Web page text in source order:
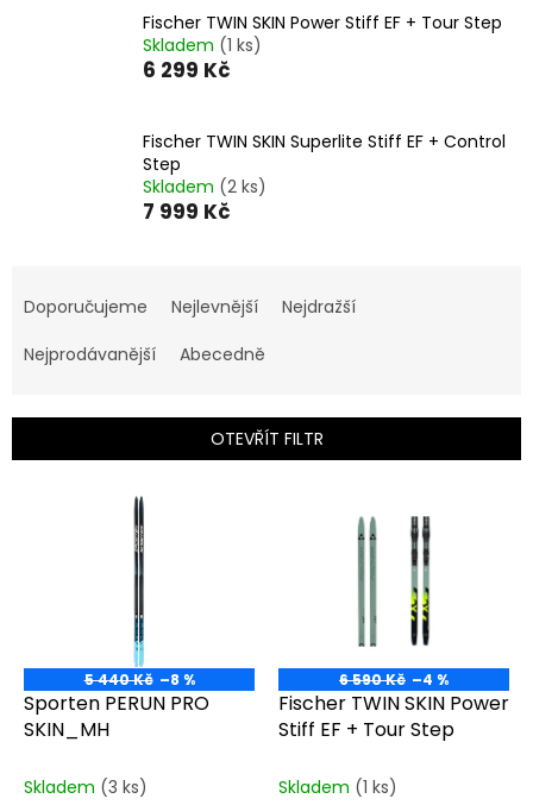
Fischer TWIN SKIN Power Stiff EF + Tour Step
Skladem (1 ks)
6 299 Kč
Fischer TWIN SKIN Superlite Stiff EF + Control
Step
Skladem (2 ks)
7 999 Kč
a
e
í
r
Doporučujeme Nejlevnější
Nejdražší
Nejprodávanější
Abecedně
OTEVŘÍT FILTR
o
d
u
5 440 Kč –8 %
Sporten PERUN PRO
SKIN_MH
Skladem (3 ks)
6 590 Kč –4 %
Fischer TWIN SKIN Power
Stiff EF + Tour Step
Skladem (1 ks)